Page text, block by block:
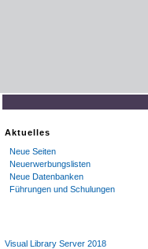
Aktuelles
Neue Seiten
Neuerwerbungslisten
Neue Datenbanken
Führungen und Schulungen
Visual Library Server 2018